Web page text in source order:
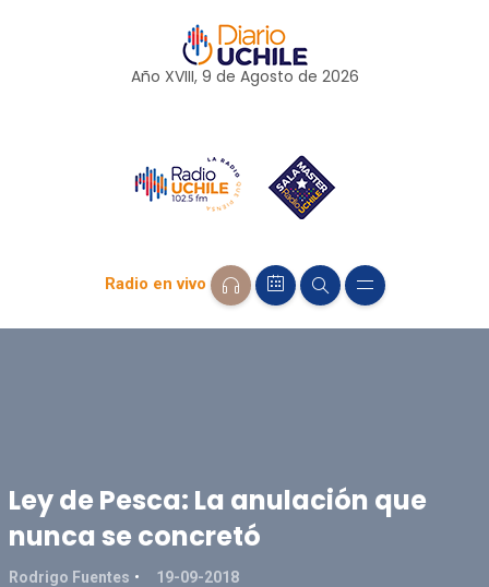
Año XVIII, 9 de Agosto de 2026
Radio en vivo
Ley de Pesca: La anulación que
nunca se concretó
Rodrigo Fuentes 19-09-2018